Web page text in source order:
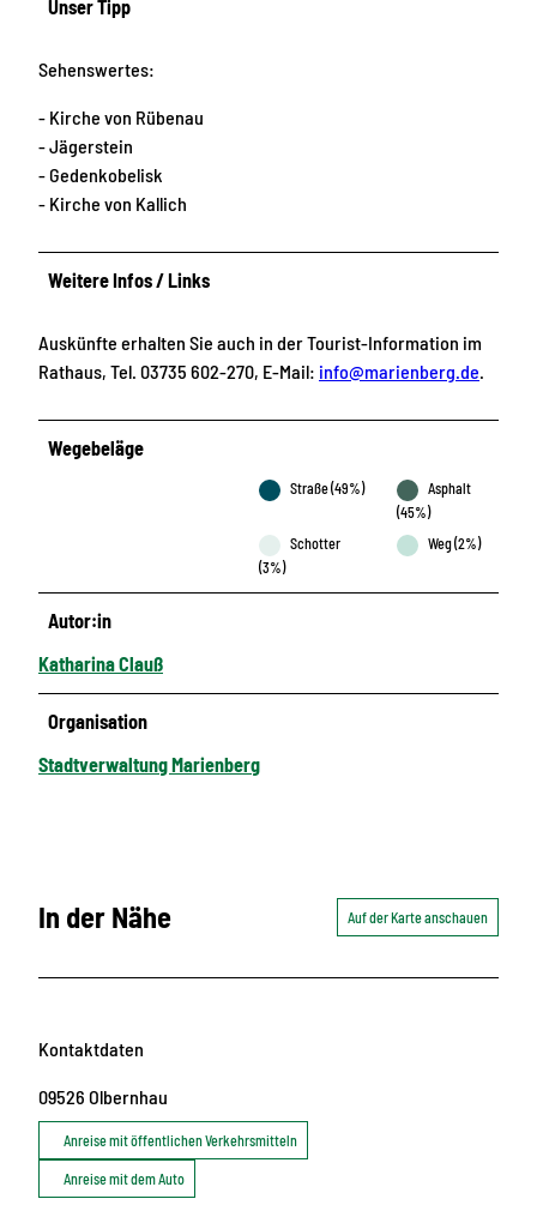
Unser Tipp
Sehenswertes:
- Kirche von Rübenau
- Jägerstein
- Gedenkobelisk
- Kirche von Kallich
Weitere Infos / Links
Auskünfte erhalten Sie auch in der Tourist-Information im
Rathaus, Tel. 03735 602-270, E-Mail: info@marienberg.de.
Wegebeläge
Straße (49%)
Asphalt
(45%)
Schotter
(3%)
Weg (2%)
Autor:in
Katharina Clauß
Organisation
Stadtverwaltung Marienberg
In der Nähe Auf der Karte anschauen
Kontaktdaten
09526 Olbernhau
Anreise mit öffentlichen Verkehrsmitteln
Anreise mit dem Auto